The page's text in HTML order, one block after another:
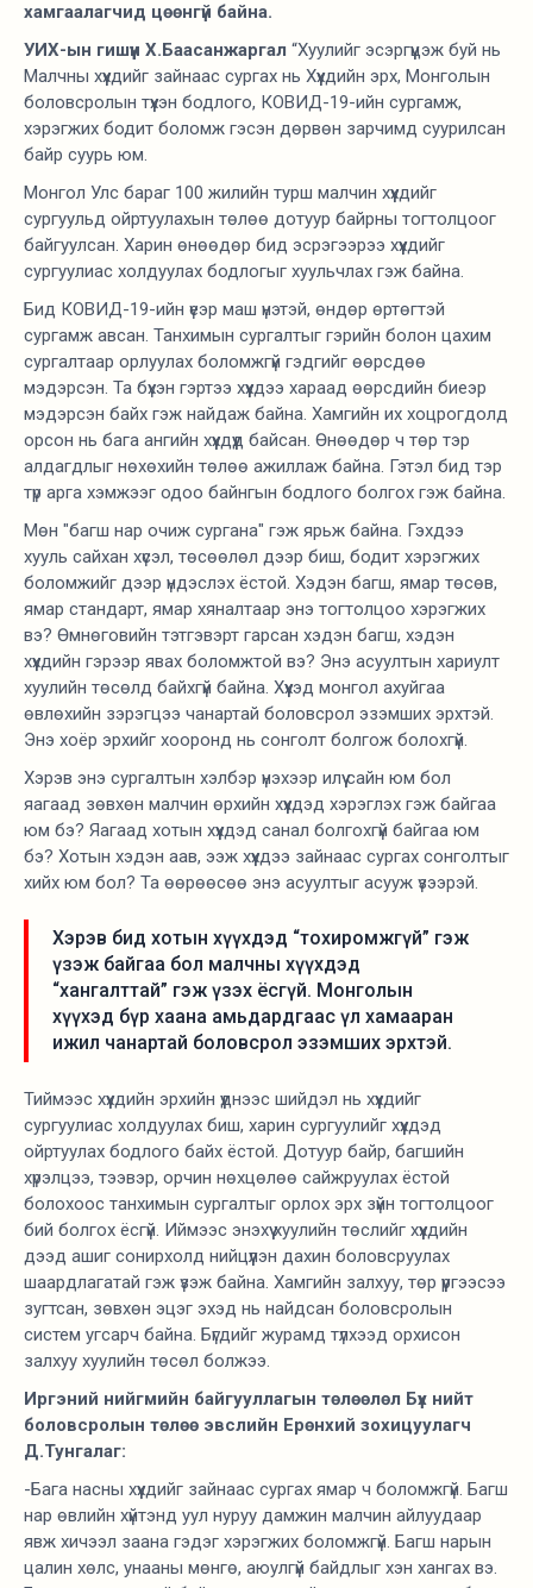
хамгаалагчид цөөнгүй байна.
УИХ-ын гишүүн Х.Баасанжаргал “Хуулийг эсэргүүцэж буй нь
Малчны хүүхдийг зайнаас сургах нь Хүүхдийн эрх, Монголын
боловсролын түүхэн бодлого, КОВИД-19-ийн сургамж,
хэрэгжих бодит боломж гэсэн дөрвөн зарчимд суурилсан
байр суурь юм.
Монгол Улс бараг 100 жилийн турш малчин хүүхдийг
сургуульд ойртуулахын төлөө дотуур байрны тогтолцоог
байгуулсан. Харин өнөөдөр бид эсрэгээрээ хүүхдийг
сургуулиас холдуулах бодлогыг хуульчлах гэж байна.
Бид КОВИД-19-ийн үеэр маш үнэтэй, өндөр өртөгтэй
сургамж авсан. Танхимын сургалтыг гэрийн болон цахим
сургалтаар орлуулах боломжгүй гэдгийг өөрсдөө
мэдэрсэн. Та бүхэн гэртээ хүүхдээ хараад өөрсдийн биеэр
мэдэрсэн байх гэж найдаж байна. Хамгийн их хоцрогдолд
орсон нь бага ангийн хүүхдүүд байсан. Өнөөдөр ч төр тэр
алдагдлыг нөхөхийн төлөө ажиллаж байна. Гэтэл бид тэр
түр арга хэмжээг одоо байнгын бодлого болгох гэж байна.
Мөн "багш нар очиж сургана" гэж ярьж байна. Гэхдээ
хууль сайхан хүсэл, төсөөлөл дээр биш, бодит хэрэгжих
боломжийг дээр үндэслэх ёстой. Хэдэн багш, ямар төсөв,
ямар стандарт, ямар хяналтаар энэ тогтолцоо хэрэгжих
вэ? Өмнөговийн тэтгэвэрт гарсан хэдэн багш, хэдэн
хүүхдийн гэрээр явах боломжтой вэ? Энэ асуултын хариулт
хуулийн төсөлд байхгүй байна. Хүүхэд монгол ахуйгаа
өвлөхийн зэрэгцээ чанартай боловсрол эзэмших эрхтэй.
Энэ хоёр эрхийг хооронд нь сонголт болгож болохгүй.
Хэрэв энэ сургалтын хэлбэр үнэхээр илүү сайн юм бол
яагаад зөвхөн малчин өрхийн хүүхдэд хэрэглэх гэж байгаа
юм бэ? Яагаад хотын хүүхдэд санал болгохгүй байгаа юм
бэ? Хотын хэдэн аав, ээж хүүхдээ зайнаас сургах сонголтыг
хийх юм бол? Та өөрөөсөө энэ асуултыг асууж үзээрэй.
Хэрэв бид хотын хүүхдэд “тохиромжгүй” гэж
үзэж байгаа бол малчны хүүхдэд
“хангалттай” гэж үзэх ёсгүй. Монголын
хүүхэд бүр хаана амьдардгаас үл хамааран
ижил чанартай боловсрол эзэмших эрхтэй.
Тиймээс хүүхдийн эрхийн үүднээс шийдэл нь хүүхдийг
сургуулиас холдуулах биш, харин сургуулийг хүүхдэд
ойртуулах бодлого байх ёстой. Дотуур байр, багшийн
хүрэлцээ, тээвэр, орчин нөхцөлөө сайжруулах ёстой
болохоос танхимын сургалтыг орлох эрх зүйн тогтолцоог
бий болгох ёсгүй. Иймээс энэхүү хуулийн төслийг хүүхдийн
дээд ашиг сонирхолд нийцүүлэн дахин боловсруулах
шаардлагатай гэж үзэж байна. Хамгийн залхуу, төр үүргээсээ
зугтсан, зөвхөн эцэг эхэд нь найдсан боловсролын
систем угсарч байна. Бүгдийг журамд түлхээд орхисон
залхуу хуулийн төсөл болжээ.
Иргэний нийгмийн байгууллагын төлөөлөл Бүх нийт
боловсролын төлөө эвслийн Ерөнхий зохицуулагч
Д.Тунгалаг:
-Бага насны хүүхдийг зайнаас сургах ямар ч боломжгүй. Багш
нар өвлийн хүйтэнд уул нуруу дамжин малчин айлуудаар
явж хичээл заана гэдэг хэрэгжих боломжгүй. Багш нарын
цалин хөлс, унааны мөнгө, аюулгүй байдлыг хэн хангах вэ.